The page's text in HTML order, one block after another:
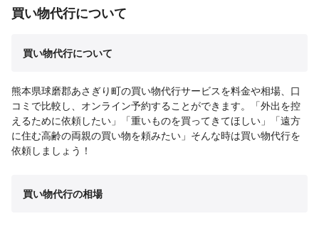
買い物代行について
買い物代行について
熊本県球磨郡あさぎり町の買い物代行サービスを料金や相場、口
コミで比較し、オンライン予約することができます。「外出を控
えるために依頼したい」「重いものを買ってきてほしい」「遠方
に住む高齢の両親の買い物を頼みたい」そんな時は買い物代行を
依頼しましょう！
買い物代行の相場